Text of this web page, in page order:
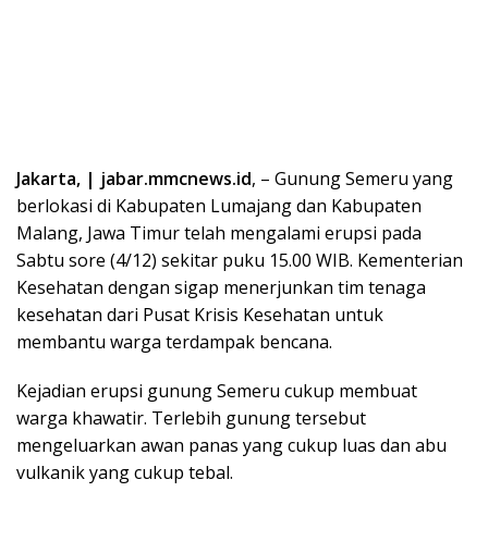
Jakarta, | jabar.mmcnews.id, – Gunung Semeru yang
berlokasi di Kabupaten Lumajang dan Kabupaten
Malang, Jawa Timur telah mengalami erupsi pada
Sabtu sore (4/12) sekitar puku 15.00 WIB. Kementerian
Kesehatan dengan sigap menerjunkan tim tenaga
kesehatan dari Pusat Krisis Kesehatan untuk
membantu warga terdampak bencana.
Kejadian erupsi gunung Semeru cukup membuat
warga khawatir. Terlebih gunung tersebut
mengeluarkan awan panas yang cukup luas dan abu
vulkanik yang cukup tebal.